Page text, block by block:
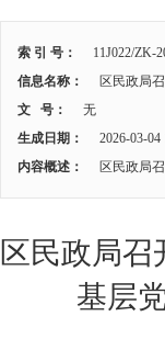
索 引 号： 11J022/ZK-
信息名称：
区民政局
文 号：
无
生成日期：
2026-03-04
内容概述：
区民政局
区民政局召
基层